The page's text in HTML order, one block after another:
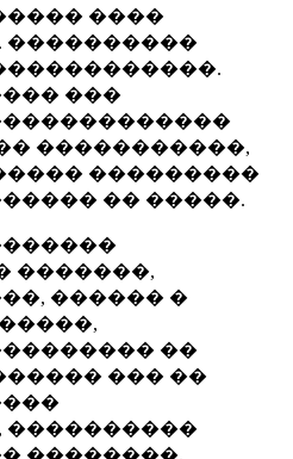
����
����������
���
�����������,
���������
�� �����.
�������,
������ �
��
��� ��
����������
��������.